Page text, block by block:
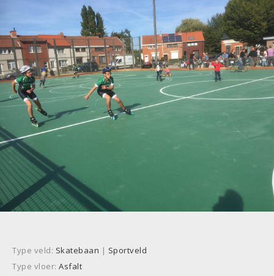
Type veld: Skatebaan | Sportveld
Type vloer: Asfalt